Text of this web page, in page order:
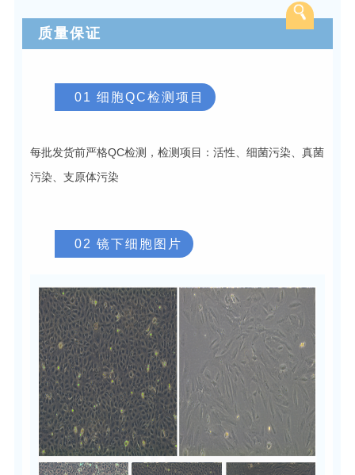
质量保证
01 细胞QC检测项目
每批发货前严格QC检测，检测项目：活性、细菌污染、真菌
污染、支原体污染
02 镜下细胞图片